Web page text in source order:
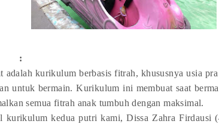
:
kurikulum berbasis fitrah, khususnya usia
untuk bermain. Kurikulum ini membuat saat
semua fitrah anak tumbuh dengan maksimal.
kurikulum kedua putri kami, Dissa Zahra Firdausi